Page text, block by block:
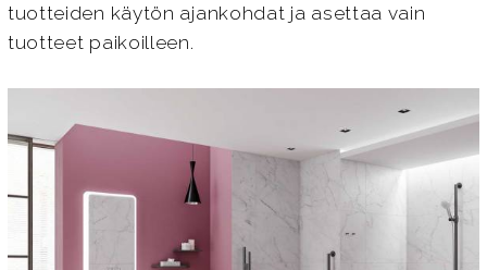
tuotteiden käytön ajankohdat ja asettaa vain
tuotteet paikoilleen.